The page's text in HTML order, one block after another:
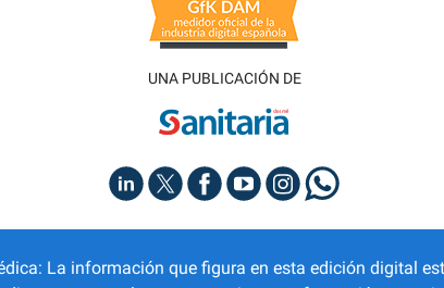
UNA PUBLICACIÓN DE
La información que figura en esta edición digital